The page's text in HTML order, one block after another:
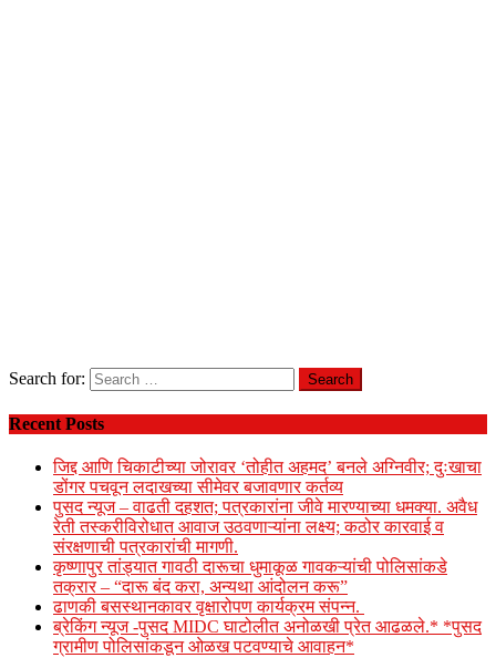
Search for:
Recent Posts
जिद्द आणि चिकाटीच्या जोरावर ‘तोहीत अहमद’ बनले अग्निवीर; दुःखाचा
डोंगर पचवून लदाखच्या सीमेवर बजावणार कर्तव्य
पुसद न्यूज – वाढती दहशत; पत्रकारांना जीवे मारण्याच्या धमक्या. अवैध
रेती तस्करीविरोधात आवाज उठवणाऱ्यांना लक्ष्य; कठोर कारवाई व
संरक्षणाची पत्रकारांची मागणी.
कृष्णापुर तांड्यात गावठी दारूचा धुमाकूळ गावकऱ्यांची पोलिसांकडे
तक्रार – “दारू बंद करा, अन्यथा आंदोलन करू”
ढाणकी बसस्थानकावर वृक्षारोपण कार्यक्रम संपन्न.
ब्रेकिंग न्यूज -पुसद MIDC घाटोलीत अनोळखी प्रेत आढळले.* *पुसद
ग्रामीण पोलिसांकडून ओळख पटवण्याचे आवाहन*